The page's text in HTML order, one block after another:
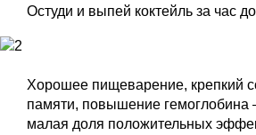
Остуди и выпей коктейль за час
Хорошее пищеварение, крепкий
памяти, повышение
малая доля положительных